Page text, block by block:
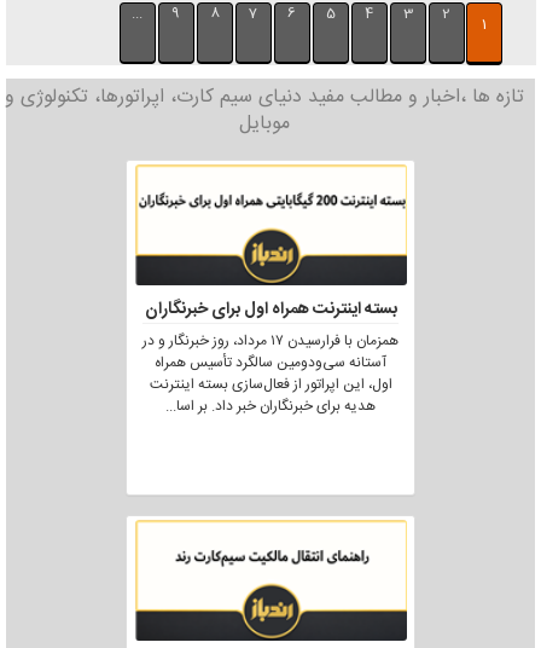
1
2
3
4
5
6
7
8
9
...
تازه ها ،اخبار و مطالب مفید دنیای سیم کارت، اپراتورها، تکنولوژی و
موبایل
بسته اینترنت همراه اول برای خبرنگاران
همزمان با فرارسیدن ۱۷ مرداد، روز خبرنگار و در
آستانه سی‌ودومین سالگرد تأسیس همراه
اول، این اپراتور از فعال‌سازی بسته اینترنت
هدیه برای خبرنگاران خبر داد. بر اسا...